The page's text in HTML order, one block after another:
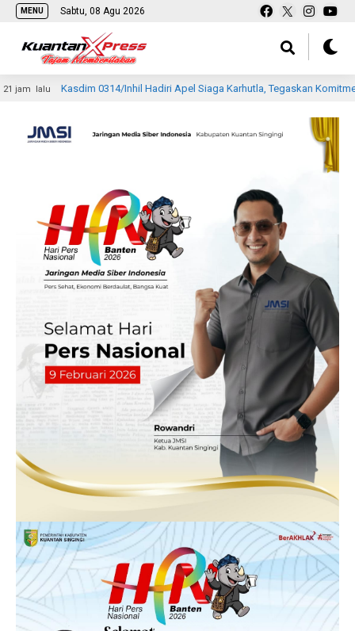
MENU Sabtu, 08 Agu 2026
0314/Inhil Hadiri Apel Siaga Karhutla, Tegaskan Komitmen TNI